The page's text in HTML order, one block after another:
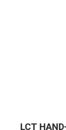
LCT